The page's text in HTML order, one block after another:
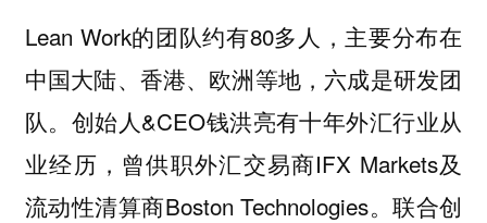
Lean Work的团队约有80多人，主要分布在
中国大陆、香港、欧洲等地，六成是研发团
队。创始人&CEO钱洪亮有十年外汇行业从
业经历，曾供职外汇交易商IFX Markets及
流动性清算商Boston Technologies。联合创